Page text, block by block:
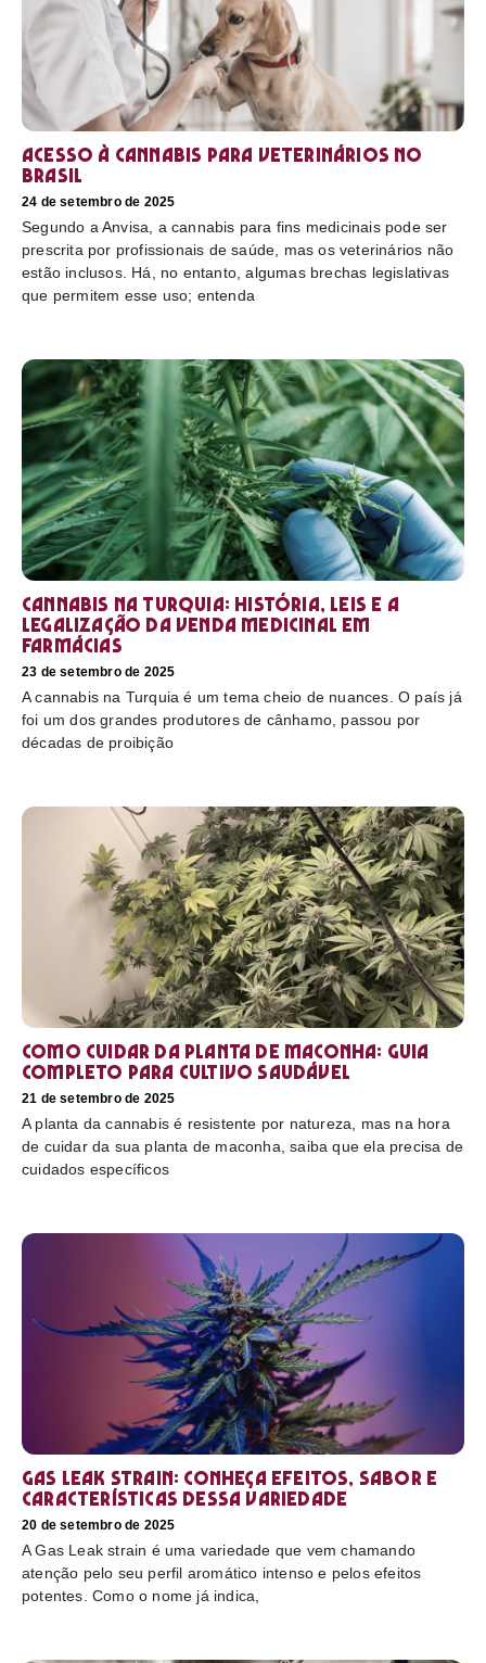
Acesso à cannabis para veterinários no
Brasil
24 de setembro de 2025
Segundo a Anvisa, a cannabis para fins medicinais pode ser
prescrita por profissionais de saúde, mas os veterinários não
estão inclusos. Há, no entanto, algumas brechas legislativas
que permitem esse uso; entenda
Cannabis na Turquia: história, leis e a
legalização da venda medicinal em
farmácias
23 de setembro de 2025
A cannabis na Turquia é um tema cheio de nuances. O país já
foi um dos grandes produtores de cânhamo, passou por
décadas de proibição
Como cuidar da planta de maconha: guia
completo para cultivo saudável
21 de setembro de 2025
A planta da cannabis é resistente por natureza, mas na hora
de cuidar da sua planta de maconha, saiba que ela precisa de
cuidados específicos
Gas Leak strain: conheça efeitos, sabor e
características dessa variedade
20 de setembro de 2025
A Gas Leak strain é uma variedade que vem chamando
atenção pelo seu perfil aromático intenso e pelos efeitos
potentes. Como o nome já indica,